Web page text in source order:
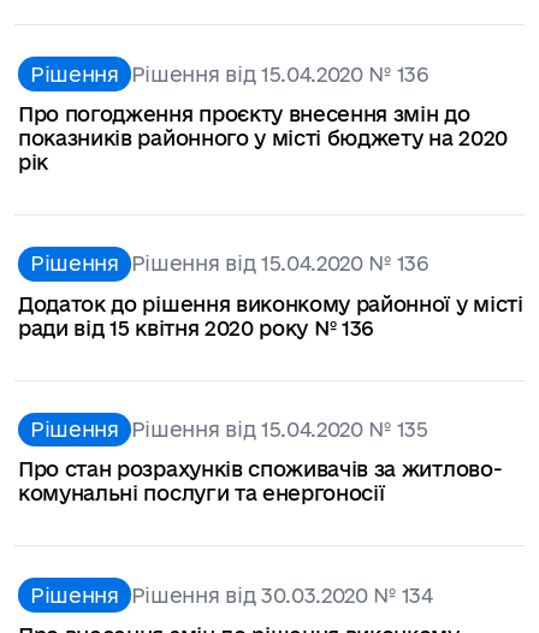
Рішення Рішення від 15.04.2020 № 136
Про погодження проєкту внесення змін до
показників районного у місті бюджету на 2020
рік
Рішення Рішення від 15.04.2020 № 136
Додаток до рішення виконкому районної у місті
ради від 15 квітня 2020 року № 136
Рішення Рішення від 15.04.2020 № 135
Про стан розрахунків споживачів за житлово-
комунальні послуги та енергоносії
Рішення Рішення від 30.03.2020 № 134